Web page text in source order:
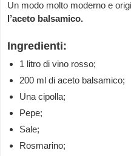
Un modo molto moderno e
l’aceto balsamico.
Ingredienti:
1 litro di vino rosso;
200 ml di aceto balsamico;
Una cipolla;
Pepe;
Sale;
Rosmarino;